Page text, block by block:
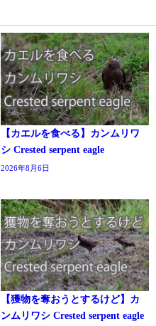
【カエルを食べる】カンムリワ
シ Crested serpent eagle
2026年8月6日
【獲物を奪おうとするけど】カ
ンムリワシ Crested serpent eagle